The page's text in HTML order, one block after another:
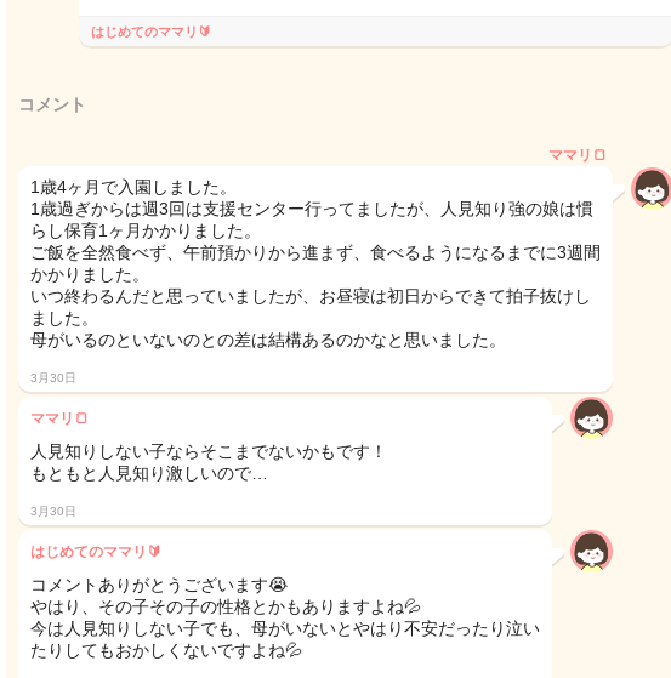
はじめてのママリ🔰
コメント
ママリ🍞
1歳4ヶ月で入園しました。
1歳過ぎからは週3回は支援センター行ってましたが、人見知り強の娘は慣
らし保育1ヶ月かかりました。
ご飯を全然食べず、午前預かりから進まず、食べるようになるまでに3週間
かかりました。
いつ終わるんだと思っていましたが、お昼寝は初日からできて拍子抜けし
ました。
母がいるのといないのとの差は結構あるのかなと思いました。
3月30日
ママリ🍞
人見知りしない子ならそこまでないかもです！
もともと人見知り激しいので…
3月30日
はじめてのママリ🔰
コメントありがとうございます😭
やはり、その子その子の性格とかもありますよね💦
今は人見知りしない子でも、母がいないとやはり不安だったり泣い
たりしてもおかしくないですよね💦